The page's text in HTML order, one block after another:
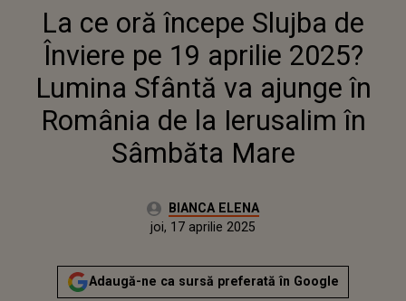
ÎNVIERE PE 19 APRILIE 2025?
LUMINA SFÂNTĂ VA AJUNGE ÎN
ROMÂNIA DE LA IERUSALIM ÎN
SÂMBĂTA MARE
La ce oră începe Slujba de
Înviere pe 19 aprilie 2025?
Lumina Sfântă va ajunge în
România de la Ierusalim în
Sâmbăta Mare
Autor:BIANCA ELENA
Actualizat:
joi, 17 aprilie 2025
Adaugă-ne ca sursă preferată în Google